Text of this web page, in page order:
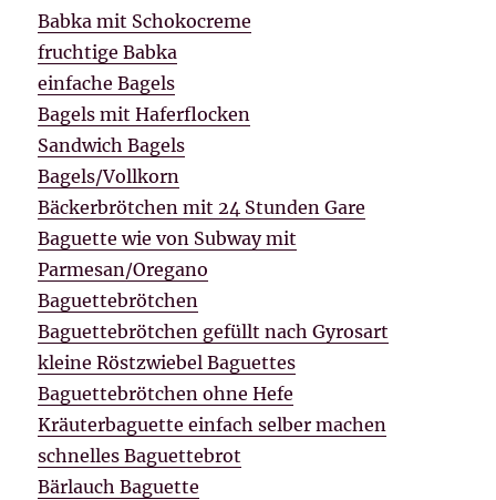
Babka mit Schokocreme
fruchtige Babka
einfache Bagels
Bagels mit Haferflocken
Sandwich Bagels
Bagels/Vollkorn
Bäckerbrötchen mit 24 Stunden Gare
Baguette wie von Subway mit
Parmesan/Oregano
Baguettebrötchen
Baguettebrötchen gefüllt nach Gyrosart
kleine Röstzwiebel Baguettes
Baguettebrötchen ohne Hefe
Kräuterbaguette einfach selber machen
schnelles Baguettebrot
Bärlauch Baguette